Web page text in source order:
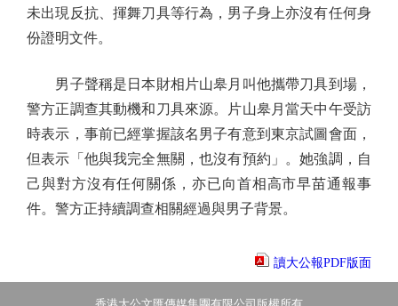
未出現反抗、揮舞刀具等行為，男子身上亦沒有任何身
份證明文件。
男子聲稱是日本財相片山皋月叫他攜帶刀具到場，
警方正調查其動機和刀具來源。片山皋月當天中午受訪
時表示，事前已經掌握該名男子有意到東京試圖會面，
但表示「他與我完全無關，也沒有預約」。她強調，自
己與對方沒有任何關係，亦已向首相高市早苗通報事
件。警方正持續調查相關經過與男子背景。
讀大公報PDF版面